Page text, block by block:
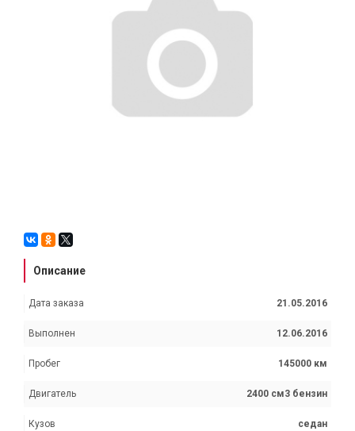
Описание
Дата заказа 21.05.2016
Выполнен 12.06.2016
Пробег 145000 км
Двигатель 2400 см3 бензин
Кузов седан